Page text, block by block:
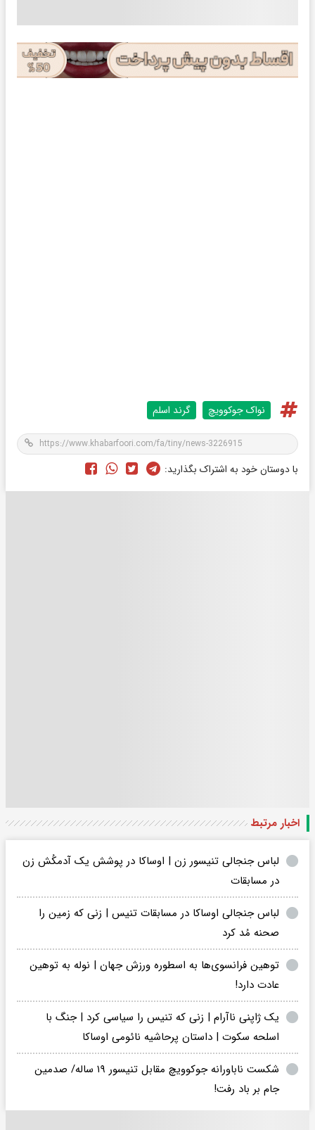
نواک جوکوویچ گرند اسلم
با دوستان خود به اشتراک بگذارید:
اخبار مرتبط
لباس جنجالی تنیسور زن | اوساکا در پوشش یک آدمکُش زن
در مسابقات
لباس جنجالی اوساکا در مسابقات تنیس | زنی که زمین را
صحنه مُد کرد
توهین فرانسوی‌ها به اسطوره ورزش جهان | نوله به توهین
عادت دارد!
یک ژاپنی ناآرام | زنی که تنیس را سیاسی کرد | جنگ با
اسلحه سکوت | داستان پرحاشیه نائومی اوساکا
شکست ناباورانه جوکوویچ مقابل تنیسور ۱۹ ساله/ صدمین
جام بر باد رفت!